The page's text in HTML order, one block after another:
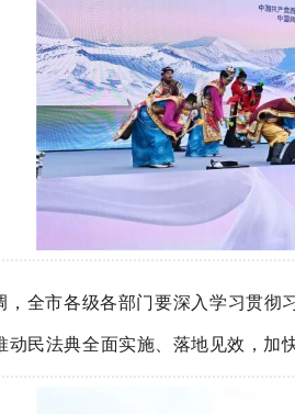
，全市各级各部门要深入学习贯彻
动民法典全面实施、落地见效，